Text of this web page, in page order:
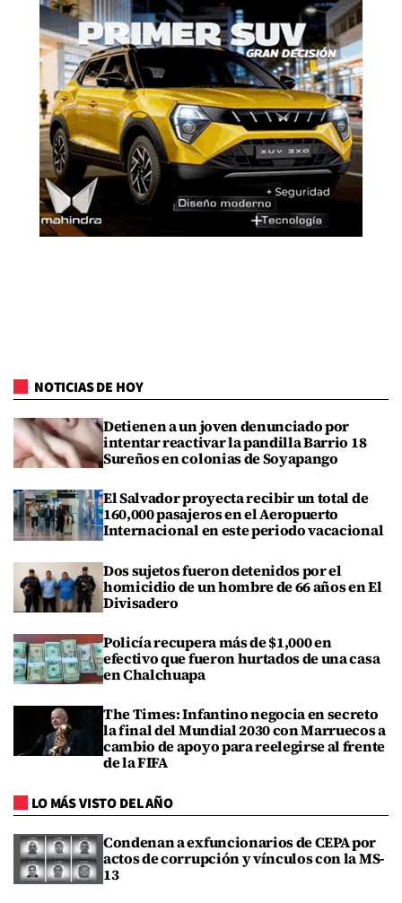
NOTICIAS DE HOY
Detienen a un joven denunciado por
intentar reactivar la pandilla Barrio 18
Sureños en colonias de Soyapango
El Salvador proyecta recibir un total de
160,000 pasajeros en el Aeropuerto
Internacional en este periodo vacacional
Dos sujetos fueron detenidos por el
homicidio de un hombre de 66 años en El
Divisadero
Policía recupera más de $1,000 en
efectivo que fueron hurtados de una casa
en Chalchuapa
The Times: Infantino negocia en secreto
la final del Mundial 2030 con Marruecos a
cambio de apoyo para reelegirse al frente
de la FIFA
LO MÁS VISTO DEL AÑO
Condenan a exfuncionarios de CEPA por
actos de corrupción y vínculos con la MS-
13